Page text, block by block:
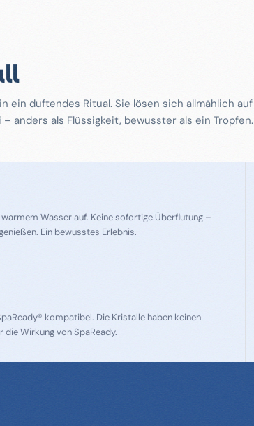
ein duftendes Ritual. Sie lösen sich allmählich auf
anders als Flüssigkeit, bewusster als ein Tropfen.
Wasser auf. Keine sofortige Überflutung –
Ein bewusstes Erlebnis.
kompatibel. Die Kristalle haben keinen
die Wirkung von SpaReady.